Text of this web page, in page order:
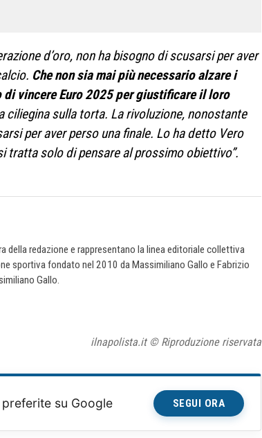
d’oro, non ha bisogno di scusarsi per aver
Che non sia mai più necessario alzare i
vincere Euro 2025 per giustificare il loro
ciliegina sulla torta. La rivoluzione, nonostante
per aver perso una finale. Lo ha detto Vero
tratta solo di pensare al prossimo obiettivo”.
della redazione e rappresentano la linea editoriale collettiva
sportiva fondato nel 2010 da Massimiliano Gallo e Fabrizio
Gallo.
ilnapolista.it © Riproduzione riservata
su Google SEGUI ORA